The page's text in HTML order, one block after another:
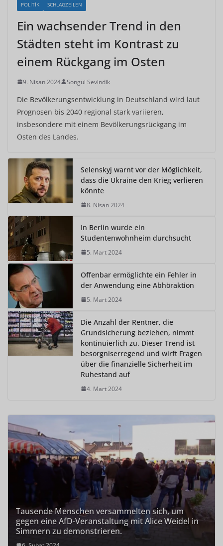
POLITIK SCHLAGZEILEN
Ein wachsender Trend in den
Städten steht im Kontrast zu
einem Rückgang im Osten
9. Nisan 2024 Songül Sevindik
Die Bevölkerungsentwicklung in Deutschland wird laut
Prognosen bis 2040 regional stark variieren,
insbesondere mit einem Bevölkerungsrückgang im
Osten des Landes.
Selenskyj warnt vor der Möglichkeit,
dass die Ukraine den Krieg verlieren
könnte
8. Nisan 2024
In Berlin wurde ein
Studentenwohnheim durchsucht
5. Mart 2024
Offenbar ermöglichte ein Fehler in
der Anwendung eine Abhöraktion
5. Mart 2024
Die Anzahl der Rentner, die
Grundsicherung beziehen, nimmt
kontinuierlich zu. Dieser Trend ist
besorgniserregend und wirft Fragen
über die finanzielle Sicherheit im
Ruhestand auf
4. Mart 2024
Tausende Menschen versammelten sich, um
gegen eine AfD-Veranstaltung mit Alice Weidel in
Simmern zu demonstrieren.